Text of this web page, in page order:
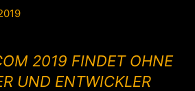
2019 FINDET OHNE
UND ENTWICKLER